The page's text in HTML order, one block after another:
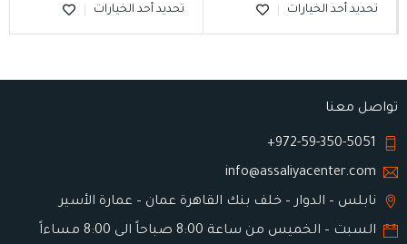
تحديد أحد الخيارات تحديد أحد الخيارات
تواصل معنا
972-59-350-5051+
info@assaliyacenter.com
نابلس – الدوار – خلف بنك القاهرة عمان – عمارة الأسير
السبت – الخميس من ساعة 8:00 صباحاً الى 8:00 مساءاً